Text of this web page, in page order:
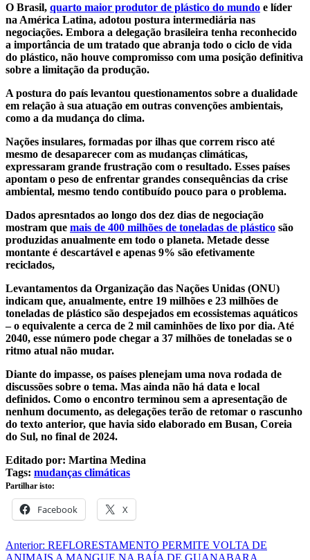
O Brasil, quarto maior produtor de plástico do mundo e líder
na América Latina, adotou postura intermediária nas
negociações. Embora a delegação brasileira tenha reconhecido
a importância de um tratado que abranja todo o ciclo de vida
do plástico, não houve compromisso com uma posição definitiva
sobre a limitação da produção.
A postura do país levantou questionamentos sobre a dualidade
em relação à sua atuação em outras convenções ambientais,
como a da mudança do clima.
Nações insulares, formadas por ilhas que correm risco até
mesmo de desaparecer com as mudanças climáticas,
expressaram grande frustração com o resultado. Esses países
apontam o peso de enfrentar grandes consequências da crise
ambiental, mesmo tendo contibuído pouco para o problema.
Dados apresntados ao longo dos dez dias de negociação
mostram que mais de 400 milhões de toneladas de plástico são
produzidas anualmente em todo o planeta. Metade desse
montante é descartável e apenas 9% são efetivamente
reciclados,
Levantamentos da Organização das Nações Unidas (ONU)
indicam que, anualmente, entre 19 milhões e 23 milhões de
toneladas de plástico são despejados em ecossistemas aquáticos
– o equivalente a cerca de 2 mil caminhões de lixo por dia. Até
2040, esse número pode chegar a 37 milhões de toneladas se o
ritmo atual não mudar.
Diante do impasse, os países plenejam uma nova rodada de
discussões sobre o tema. Mas ainda não há data e local
definidos. Como o encontro terminou sem a apresentação de
nenhum documento, as delegações terão de retomar o rascunho
do texto anterior, que havia sido elaborado em Busan, Coreia
do Sul, no final de 2024.
Editado por: Martina Medina
Tags: mudanças climáticas
Partilhar isto:
Facebook X
Navegação
Anterior: REFLORESTAMENTO PERMITE VOLTA DE
ANIMAIS A MANGUE NA BAÍA DE GUANABARA